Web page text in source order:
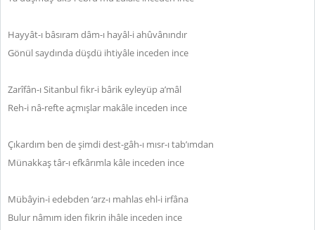
Hayyât-ı bâsıram dâm-ı hayâl-i ahûvânındır
Gönül saydında düşdü ihtiyâle inceden ince
Zarîfân-ı Sitanbul fikr-i bârik eyleyüp a’mâl
Reh-i nâ-refte açmışlar makâle inceden ince
Çıkardım ben de şimdi dest-gâh-ı mısr-ı tab’ımdan
Münakkaş târ-ı efkârımla kâle inceden ince
Mübâyin-i edebden ‘arz-ı mahlas ehl-i irfâna
Bulur nâmım iden fikrin ihâle inceden ince